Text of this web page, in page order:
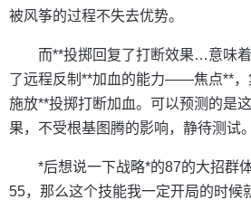
被风筝的过程不失去优势。
而**投掷回复了打断效果…意味
了远程反制**加血的能力——焦点**，
施放**投掷打断加血。可以预测的是
果，不受根基图腾的影响，静待测试。
*后想说一下战略*的87的大招
55，那么这个技能我一定开局的时候